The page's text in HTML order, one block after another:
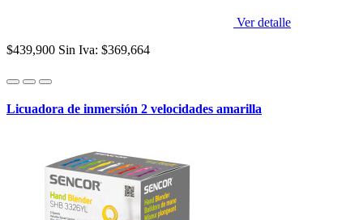
Ver detalle
$439,900 Sin Iva: $369,664
Licuadora de inmersión 2 velocidades amarilla